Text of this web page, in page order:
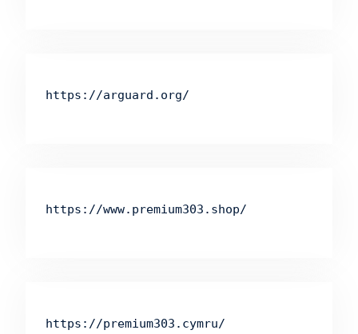
https://arguard.org/
https://www.premium303.shop/
https://premium303.cymru/